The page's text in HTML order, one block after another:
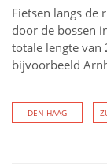
Fietsen langs de
door de bossen
totale lengte
bijvoorbeeld
DEN HAAG